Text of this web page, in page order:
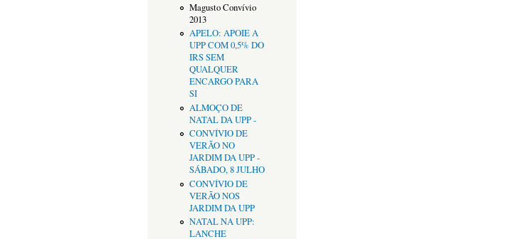
Magusto Convívio
2013
APELO: APOIE A
UPP COM 0,5% DO
IRS SEM
QUALQUER
ENCARGO PARA
SI
ALMOÇO DE
NATAL DA UPP -
CONVÍVIO DE
VERÃO NO
JARDIM DA UPP -
SÁBADO, 8 JULHO
CONVÍVIO DE
VERÃO NOS
JARDIM DA UPP
NATAL NA UPP:
LANCHE